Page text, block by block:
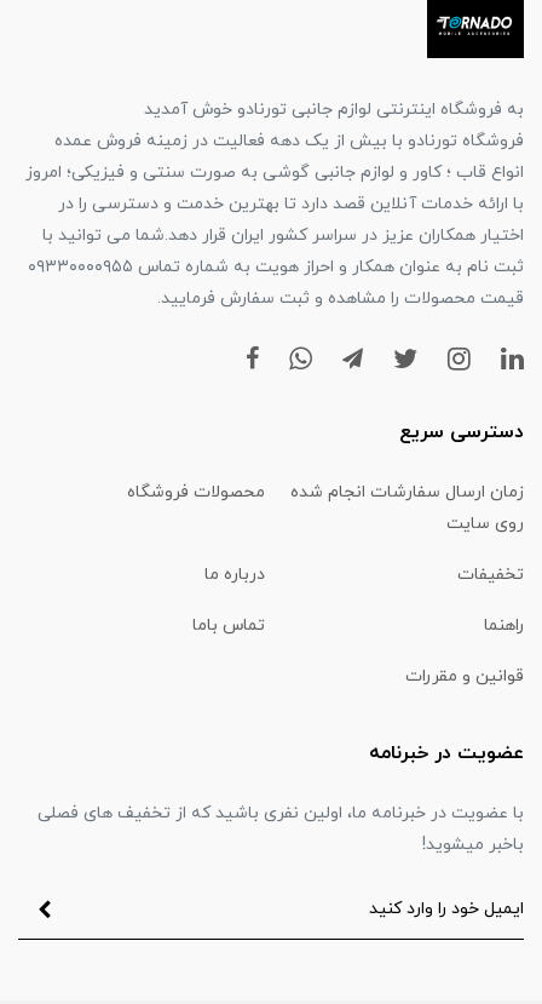
به فروشگاه اینترنتی لوازم جانبی تورنادو خوش آمدید
فروشگاه تورنادو با بیش از یک دهه فعالیت در زمینه فروش عمده
انواع قاب ؛ کاور و لوازم جانبی گوشی به صورت سنتی و فیزیکی؛ امروز
با ارائه خدمات آنلاین قصد دارد تا بهترین خدمت و دسترسی را در
اختیار همکاران عزیز در سراسر کشور ایران قرار دهد.شما می توانید با
ثبت نام به عنوان همکار و احراز هویت به شماره تماس ۰۹۳۳۰۰۰۰۹۵۵
قیمت محصولات را مشاهده و ثبت سفارش فرمایید.
دسترسی سریع
زمان ارسال سفارشات انجام شده
روی سایت
محصولات فروشگاه
تخفیفات درباره ما
راهنما تماس باما
قوانین و مقررات
عضویت در خبرنامه
با عضویت در خبرنامه ما، اولین نفری باشید که از تخفیف های فصلی
باخبر میشوید!